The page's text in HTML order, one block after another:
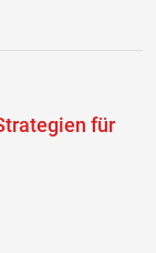
für